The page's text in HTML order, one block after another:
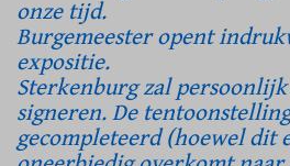
onze tijd.
Burgemeester opent
expositie.
Sterkenburg zal
signeren. De
gecompleteerd (hoewel dit